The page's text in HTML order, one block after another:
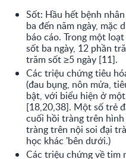
Sốt: Hầu hết bệnh
ba đến năm ngày, mặc
báo cáo. Trong một
sốt ba ngày, 12 phần
trăm sốt ≥5 ngày [11].
Các triệu chứng tiêu
(đau bụng, nôn mửa,
bật, với biểu hiện ở
[18,20,38]. Một số trẻ
cuối hồi tràng trên
tràng trên nội soi đại
học khác 'bên dưới.)
Các triệu chứng về tim